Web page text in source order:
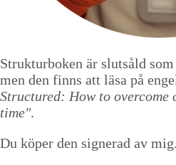
Strukturboken är slutsåld
men den finns att läsa på
Structured: How to overcome
time".
Du köper den signerad av mig.